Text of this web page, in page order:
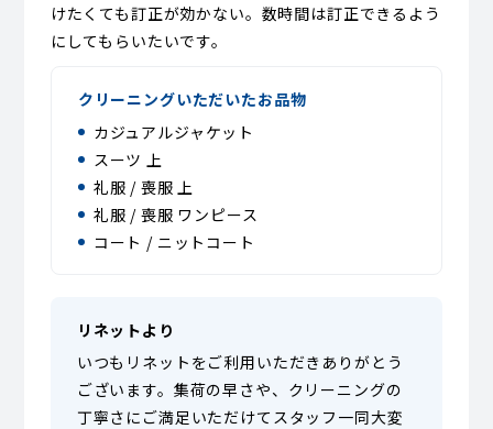
けたくても訂正が効かない。数時間は訂正できるよう
にしてもらいたいです。
クリーニングいただいたお品物
カジュアルジャケット
スーツ 上
礼服 / 喪服 上
礼服 / 喪服 ワンピース
コート / ニットコート
リネットより
いつもリネットをご利用いただきありがとう
ございます。集荷の早さや、クリーニングの
丁寧さにご満足いただけてスタッフ一同大変